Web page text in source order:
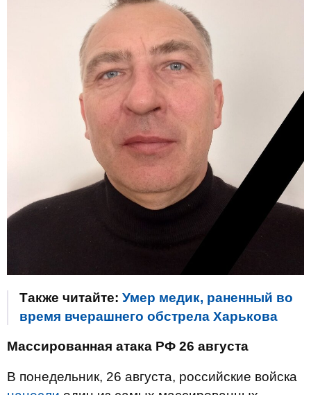
Также читайте: Умер медик, раненный во
время вчерашнего обстрела Харькова
Массированная атака РФ 26 августа
В понедельник, 26 августа, российские войска